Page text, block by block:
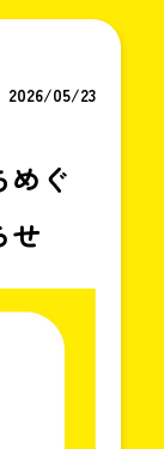
平日
〜
2026/05/23
めぐ
せ